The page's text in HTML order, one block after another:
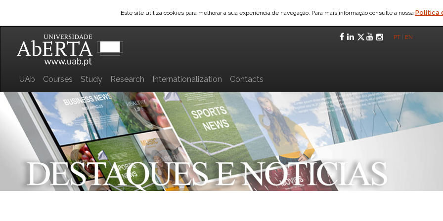
Este site utiliza cookies para melhorar a sua experiência de navegação. Para mais informação consulte a nossa Política
Facebook
LinkedIn
Twitter
YouTube
PT EN
UAb Courses Study Research Internationalization Contacts